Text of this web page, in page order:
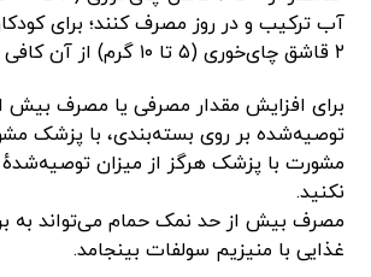
۲ قاشق چای‌خوری (۵ تا ۱۰ گرم) از آن کافی است.
برای افزایش مقدار مصرفی یا مصرف بیش
توصیه‌شده بر روی بسته‌بندی، با پزشک
مشورت با پزشک هرگز از میزان
نکنید.
مصرف بیش‌ از حد نمک حمام می‌تواند به
غذایی با منیزیم سولفات بینجامد.